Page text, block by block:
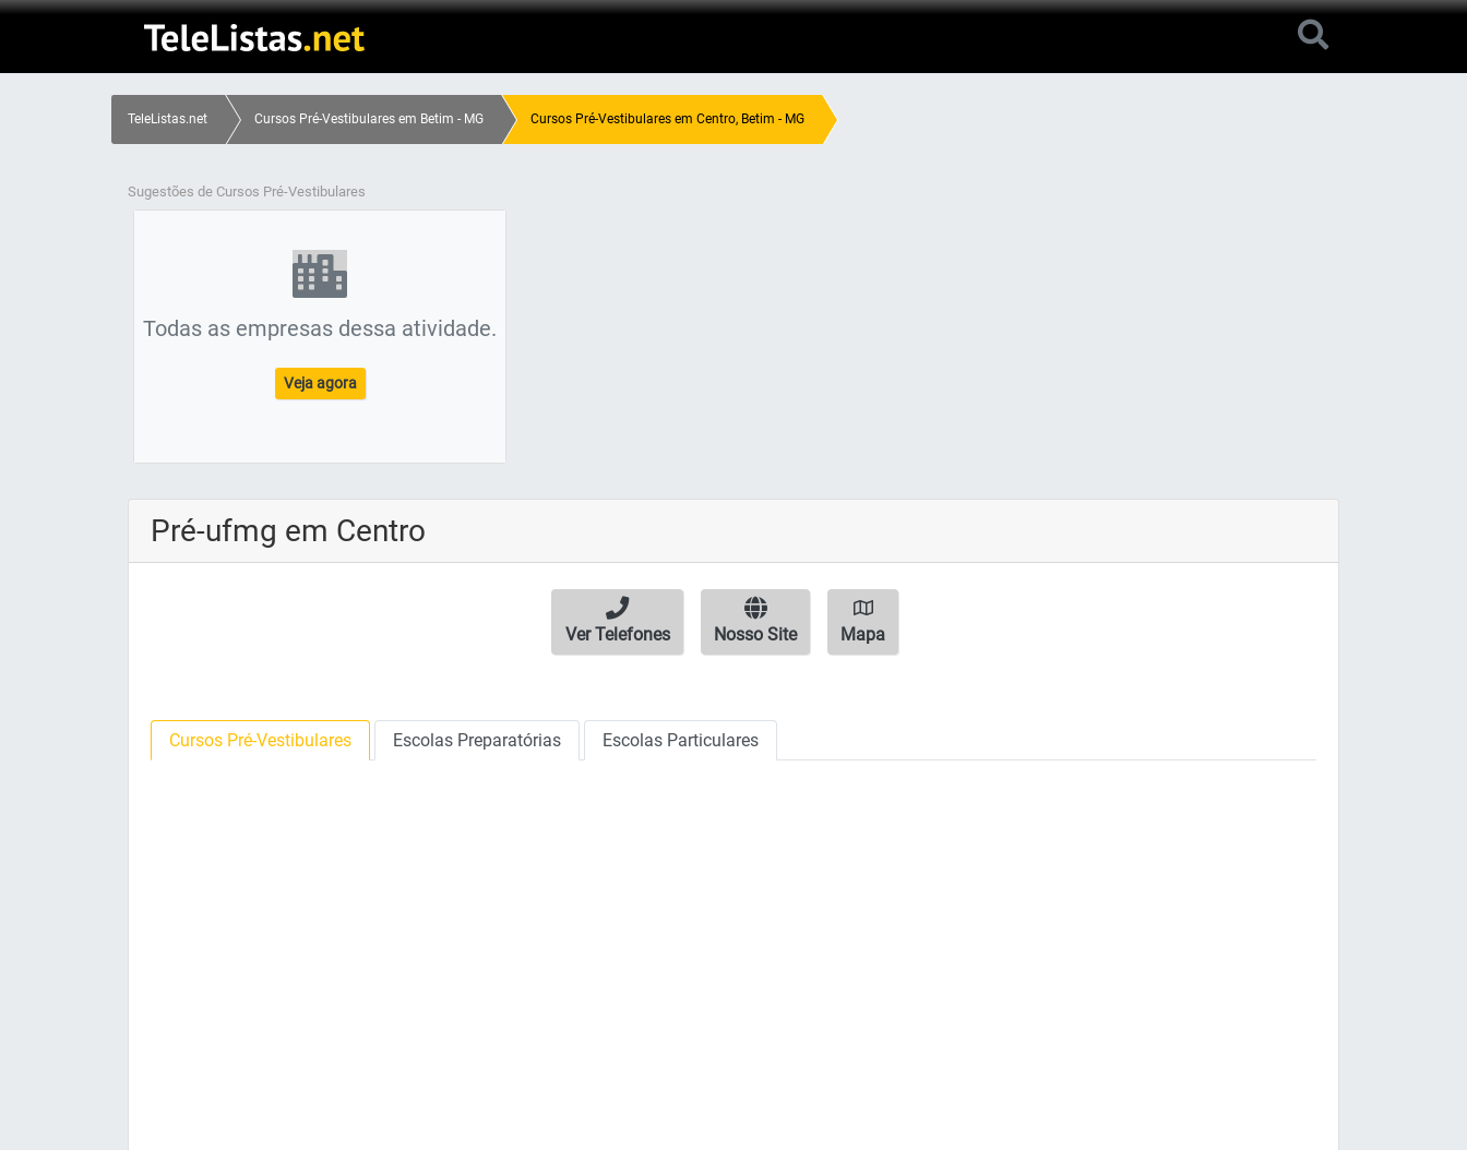
TeleListas.net Cursos Pré-Vestibulares em Betim - MG Cursos Pré-Vestibulares em Centro, Betim - MG
Sugestões de Cursos Pré-Vestibulares
Todas as empresas dessa atividade.
Veja agora
Pré-ufmg em Centro
Ver Telefones Nosso Site Mapa
Cursos Pré-Vestibulares Escolas Preparatórias Escolas Particulares